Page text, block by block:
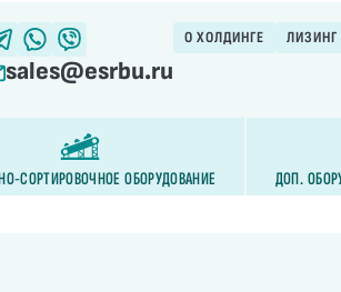
sales@esrbu.ru
О ХОЛДИНГЕ ЛИЗИНГ
СОРТИРОВОЧНОЕ ОБОРУДОВАНИЕ ДОП.